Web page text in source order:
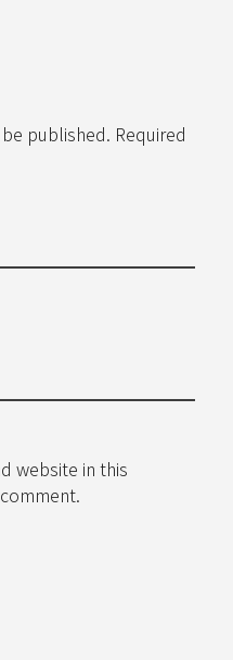
published. Required
website in this